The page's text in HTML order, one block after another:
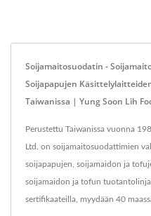
Soijamaitosuodatin -
Soijapapujen
Taiwanissa | Yung Soon Lih
Perustettu Taiwanissa vuonna
Ltd. on soijamaitosuodattimien
soijapapujen, soijamaidon ja
soijamaidon ja tofun
sertifikaateilla, myydään 40